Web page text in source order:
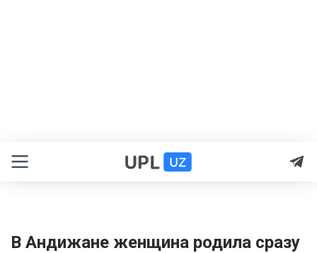
В Андижане женщина родила сразу